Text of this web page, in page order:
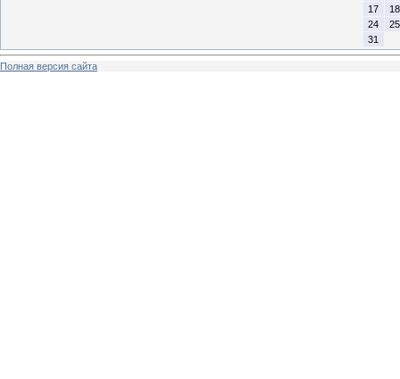
17
18
24
25
31
Полная версия сайта